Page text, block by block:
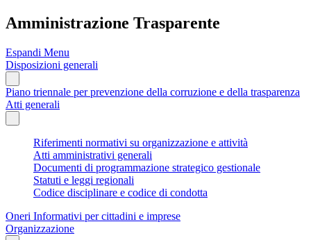
Amministrazione Trasparente
Espandi Menu
Disposizioni generali
Piano triennale per prevenzione della corruzione e della trasparenza
Atti generali
Riferimenti normativi su organizzazione e attività
Atti amministrativi generali
Documenti di programmazione strategico gestionale
Statuti e leggi regionali
Codice disciplinare e codice di condotta
Oneri Informativi per cittadini e imprese
Organizzazione